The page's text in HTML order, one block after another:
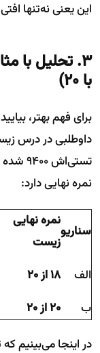
این یعنی نه‌تنها
با ۲۰)
برای فهم بهتر،
نمره نهایی دارد:
سناریو
نمره نهایی
زیست
الف ۱۸ از ۲۰
ب
۲۰ از ۲۰
در اینجا می‌بینیم که